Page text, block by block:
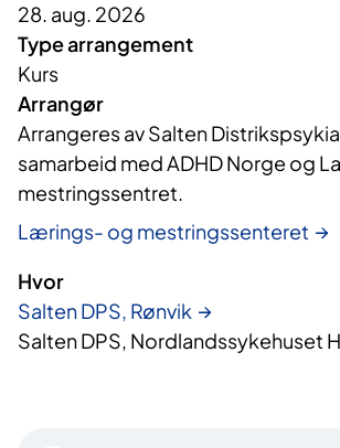
28. aug. 2026
Type arrangement
Kurs
Arrangør
Arrangeres av Salten
samarbeid med ADHD Norge og
mestringssentret.
Lærings- og mestringssenteret
Hvor
Salten DPS, Rønvik
Salten DPS, Nordlandssykehuset